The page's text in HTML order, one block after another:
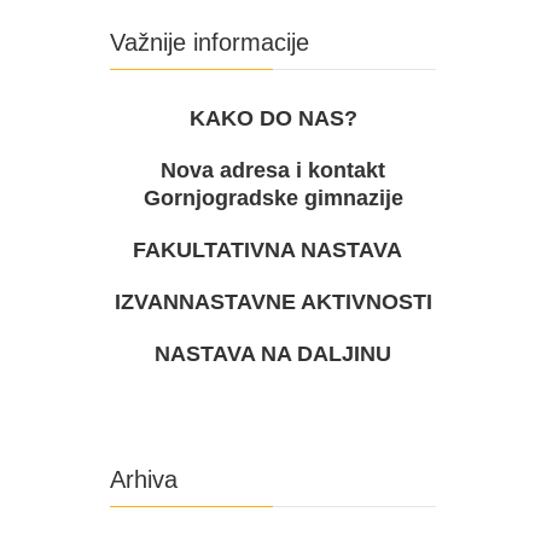
Važnije informacije
KAKO DO NAS?
Nova adresa i kontakt
Gornjogradske gimnazije
FAKULTATIVNA NASTAVA
IZVANNASTAVNE AKTIVNOSTI
NASTAVA NA DALJINU
Arhiva